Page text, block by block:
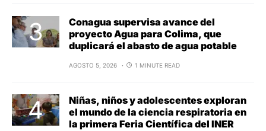
Conagua supervisa avance del
proyecto Agua para Colima, que
duplicará el abasto de agua potable
AGOSTO 5, 2026 1 MINUTE READ
Niñas, niños y adolescentes exploran
el mundo de la ciencia respiratoria en
la primera Feria Científica del INER